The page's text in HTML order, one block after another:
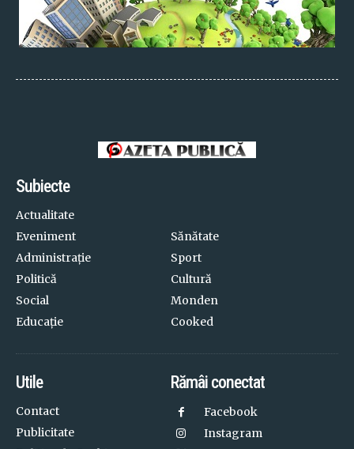
Subiecte
Actualitate
Eveniment
Administrație
Politică
Social
Educație
Sănătate
Sport
Cultură
Monden
Cooked
Utile
Contact
Publicitate
Rămâi conectat
Facebook
Instagram